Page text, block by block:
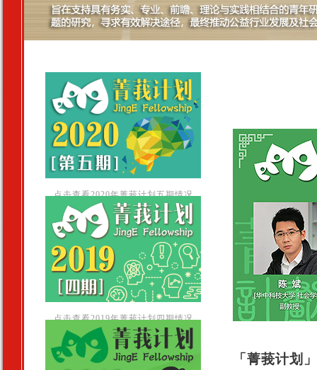
点击查看2020年菁莪计划五期情况
点击查看2019年菁莪计划四期情况
「菁莪计划」